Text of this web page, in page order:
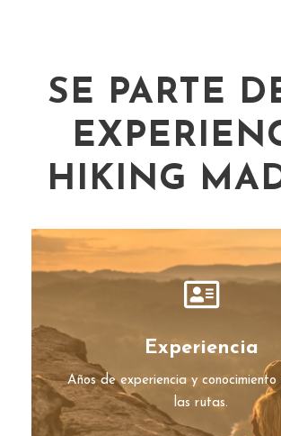
SE PARTE
HIKING
Experiencia
Años de experiencia y
las rutas.